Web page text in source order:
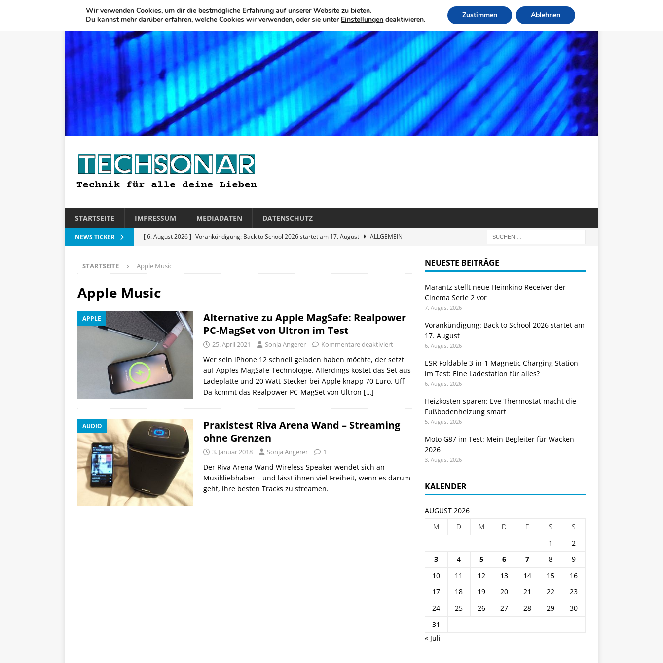
STARTSEITE IMPRESSUM MEDIADATEN DATENSCHUTZ
NEWS TICKER [ 6. August 2026 ] Vorankündigung: Back to School 2026 startet am 17. August
ALLGEMEIN
alles?
APPLE
[ 5. August 2026 ]
[ 3. August 2026 ]
Moto G87 im Test: Mein Begleiter für Wacken 2026
TELEFON
[ 7. August 2026 ]
Marantz stellt neue Heimkino Receiver der Cinema Serie 2 vor
STARTSEITE Apple Music
Apple Music
APPLE
Alternative zu Apple MagSafe: Realpower
PC-MagSet von Ultron im Test
25. April 2021 Sonja Angerer Kommentare deaktiviert
Wer sein iPhone 12 schnell geladen haben möchte, der setzt
auf Apples MagSafe-Technologie. Allerdings kostet das Set aus
Ladeplatte und 20 Watt-Stecker bei Apple knapp 70 Euro. Uff.
Da kommt das Realpower PC-MagSet von Ultron […]
AUDIO
Praxistest Riva Arena Wand – Streaming
ohne Grenzen
3. Januar 2018 Sonja Angerer 1
Der Riva Arena Wand Wireless Speaker wendet sich an
Musikliebhaber – und lässt ihnen viel Freiheit, wenn es darum
geht, ihre besten Tracks zu streamen.
NEUESTE BEITRÄGE
Marantz stellt neue Heimkino Receiver der
Cinema Serie 2 vor
7. August 2026
Vorankündigung: Back to School 2026 startet am
17. August
6. August 2026
ESR Foldable 3-in-1 Magnetic Charging Station
im Test: Eine Ladestation für alles?
6. August 2026
Heizkosten sparen: Eve Thermostat macht die
Fußbodenheizung smart
5. August 2026
Moto G87 im Test: Mein Begleiter für Wacken
2026
3. August 2026
KALENDER
AUGUST 2026
M
D M D F S
S
1
2
3
4 5 6 7 8
9
10
11 12 13 14 15
16
17
18 19 20 21 22
23
24
25 26 27 28 29
30
31
« Juli
Wir verwenden Cookies, um dir die bestmögliche Erfahrung auf unserer Website zu bieten.
Du kannst mehr darüber erfahren, welche Cookies wir verwenden, oder sie unter Einstellungen deaktivieren. Zustimmen Ablehnen